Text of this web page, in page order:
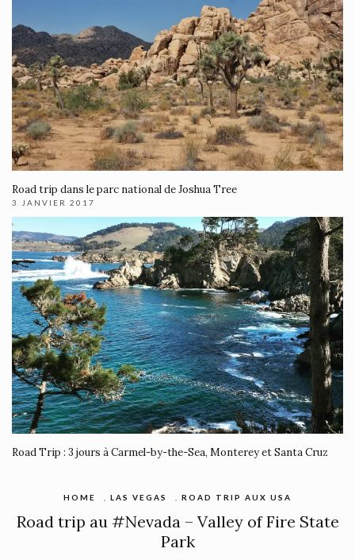
Road trip dans le parc national de Joshua Tree
3 JANVIER 2017
Road Trip : 3 jours à Carmel-by-the-Sea, Monterey et Santa Cruz
HOME , LAS VEGAS , ROAD TRIP AUX USA
Road trip au #Nevada – Valley of Fire State
Park